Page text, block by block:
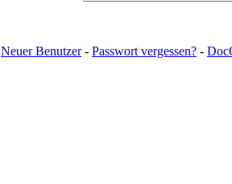
Neuer Benutzer- Passwort vergessen? -